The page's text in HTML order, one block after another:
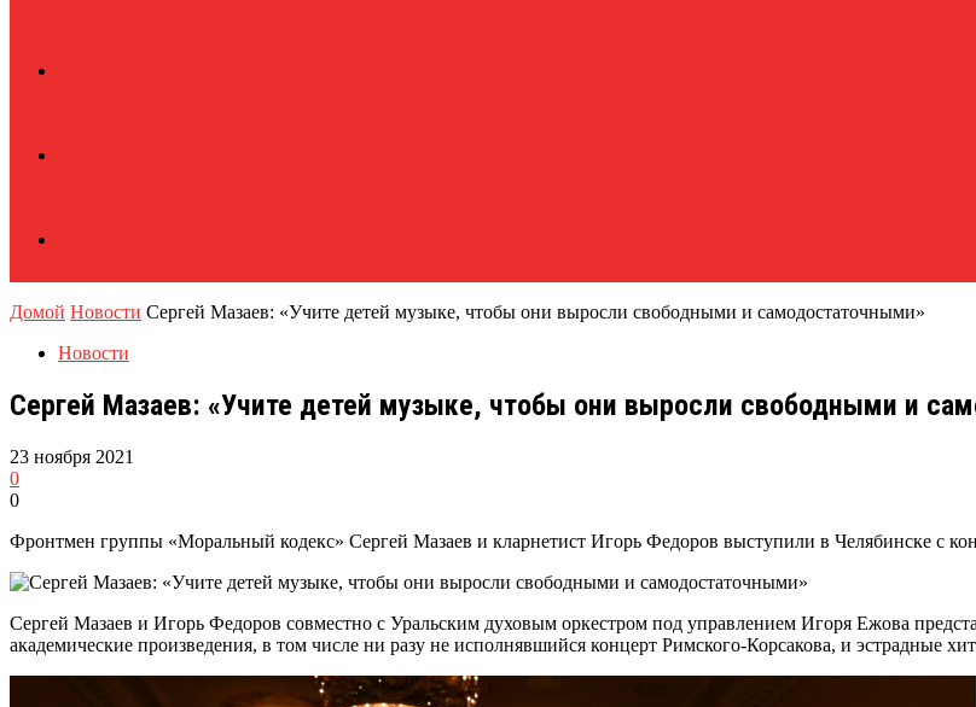
Домой Новости Сергей Мазаев: «Учите детей музыке, чтобы они выросли свободными и самодостаточными»
Новости
Сергей Мазаев: «Учите детей музыке, чтобы они выросли свободными и
23 ноября 2021
0
0
Фронтмен группы «Моральный кодекс» Сергей Мазаев и кларнетист Игорь Федоров выступили в Челябинске с
Сергей Мазаев и Игорь Федоров совместно с Уральским духовым оркестром под управлением Игоря Ежова
академические произведения, в том числе ни разу не исполнявшийся концерт Римского-Корсакова, и эстрадные